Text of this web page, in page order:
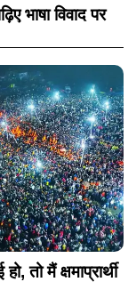
भाषा विवाद पर
तो मैं क्षमाप्रार्थी